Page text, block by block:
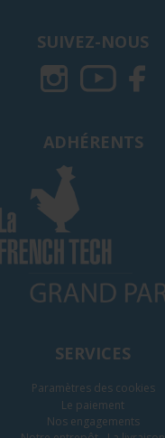
SUIVEZ-NOUS
ADHÉRENTS
SERVICES
Paramètres des cookies
Le paiement
Nos engagements